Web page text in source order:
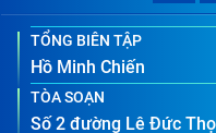
TỔNG BIÊN TẬP
Hồ Minh Chiến
TÒA SOẠN
Số 2 đường Lê Đức